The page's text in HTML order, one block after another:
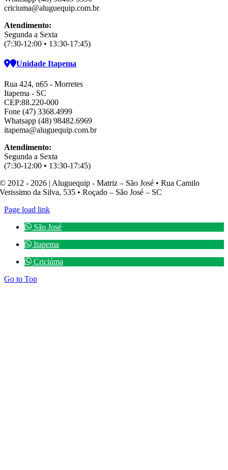
criciuma@aluguequip.com.br
Atendimento:
Segunda a Sexta
(7:30-12:00 • 13:30-17:45)
Unidade Itapema
Rua 424, n65 - Morretes
Itapema - SC
CEP:88.220-000
Fone (47) 3368.4999
Whatsapp (48) 98482.6969
itapema@aluguequip.com.br
Atendimento:
Segunda a Sexta
(7:30-12:00 • 13:30-17:45)
© 2012 - 2026 | Aluguequip - Matriz – São José • Rua Camilo
Verissimo da Silva, 535 • Roçado – São José – SC
Page load link
São José
Itapema
Criciúma
Go to Top